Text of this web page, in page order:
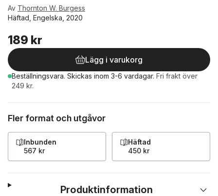
Av Thornton W. Burgess
Häftad, Engelska, 2020
189 kr
Lägg i varukorg
Beställningsvara. Skickas inom 3-6 vardagar. Fri frakt över
249 kr.
Fler format och utgåvor
Inbunden
567 kr
Häftad
450 kr
Produktinformation